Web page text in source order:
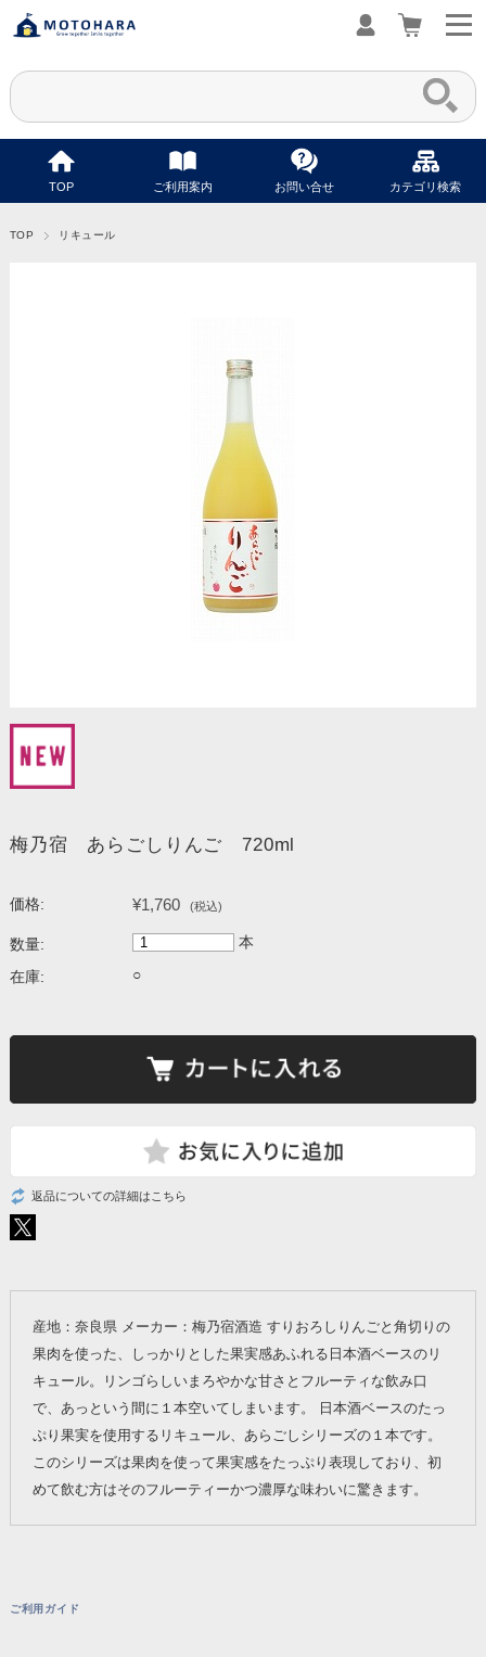
TOP ご利用案内 お問い合せ カテゴリ検索
TOP リキュール
梅乃宿 あらごしりんご 720ml
価格: ¥1,760 (税込)
数量: 本
在庫: ○
返品についての詳細はこちら
産地：奈良県 メーカー：梅乃宿酒造 すりおろしりんごと角切りの
果肉を使った、しっかりとした果実感あふれる日本酒ベースのリ
キュール。リンゴらしいまろやかな甘さとフルーティな飲み口
で、あっという間に１本空いてしまいます。 日本酒ベースのたっ
ぷり果実を使用するリキュール、あらごしシリーズの１本です。
このシリーズは果肉を使って果実感をたっぷり表現しており、初
めて飲む方はそのフルーティーかつ濃厚な味わいに驚きます。
ご利用ガイド